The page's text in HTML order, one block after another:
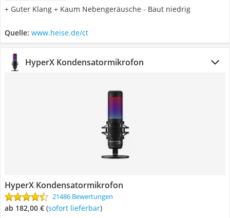
+ Guter Klang + Kaum Nebengeräusche - Baut niedrig
Quelle: www.heise.de/ct
HyperX Kondensatormikrofon
HyperX Kondensatormikrofon
21486 Bewertungen
ab 182,00 € ( Sofort lieferbar)